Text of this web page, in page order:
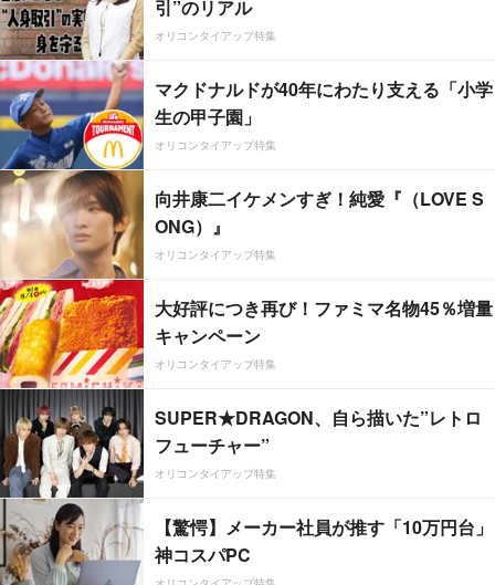
引”のリアル
オリコンタイアップ特集
マクドナルドが40年にわたり支える「小学
生の甲子園」
オリコンタイアップ特集
向井康二イケメンすぎ！純愛『（LOVE S
ONG）』
オリコンタイアップ特集
大好評につき再び！ファミマ名物45％増量
キャンペーン
オリコンタイアップ特集
SUPER★DRAGON、自ら描いた”レトロ
フューチャー”
オリコンタイアップ特集
【驚愕】メーカー社員が推す「10万円台」
神コスパPC